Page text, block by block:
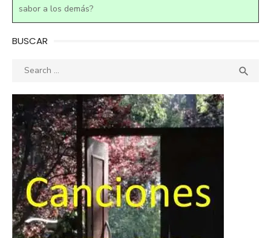
sabor a los demás?
BUSCAR
Search
